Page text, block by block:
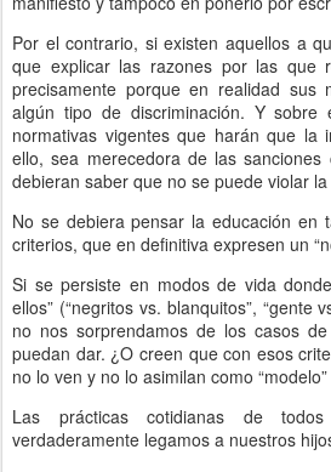
Por el contrario, si existen aquellos a
que explicar las razones por las que
precisamente porque en realidad sus
algún tipo de discriminación. Y sobre
normativas vigentes que harán que la
ello, sea merecedora de las sanciones
debieran saber que no se puede violar
No se debiera pensar la educación en
criterios, que en definitiva expresen un
Si se persiste en modos de vida
ellos” (“negritos vs. blanquitos”, “gente
no nos sorprendamos de los casos
puedan dar. ¿O creen que con esos
no lo ven y no lo asimilan como
Las prácticas cotidianas de
verdaderamente legamos a nuestros